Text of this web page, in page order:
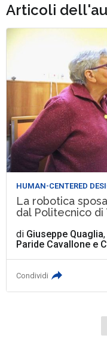
Articoli
HUMAN-CENTERED
La robotica
dal Politecnico di
di Giuseppe Quaglia,
Paride Cavallone e
Condividi